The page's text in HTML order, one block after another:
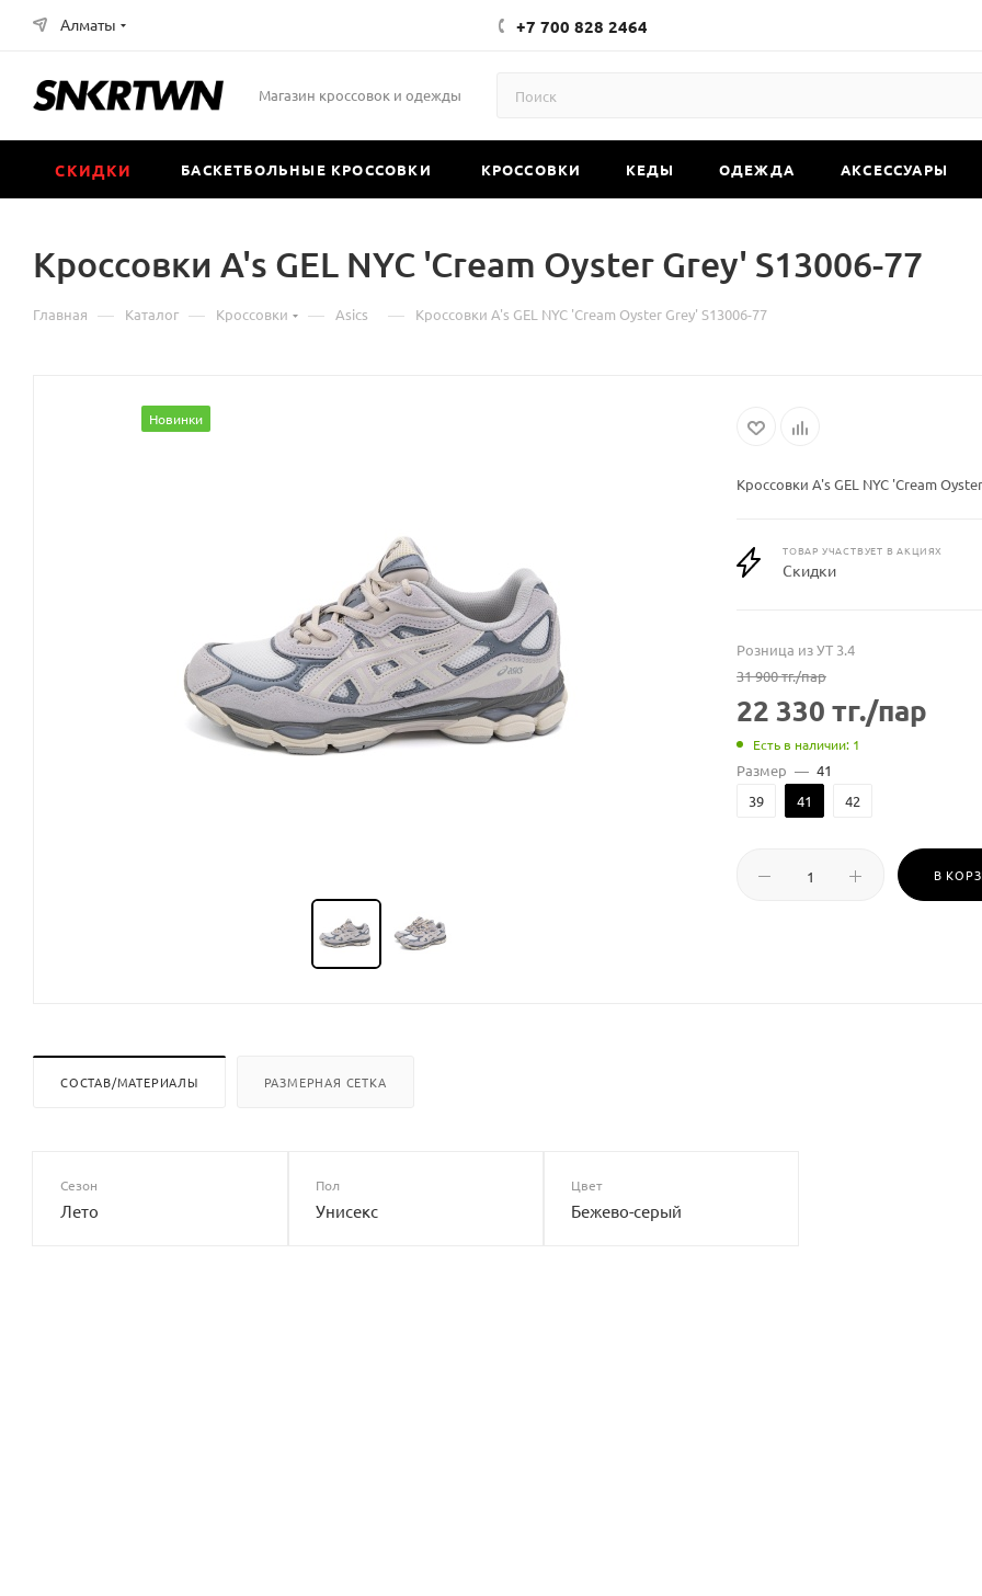
Алматы +7 700 828 2464
Магазин кроссовок и одежды
СКИДКИ БАСКЕТБОЛЬНЫЕ КРОССОВКИ КРОССОВКИ КЕДЫ ОДЕЖДА АКСЕССУАРЫ
Кроссовки A's GEL NYC 'Cream Oyster Grey' S13006-77
Главная — Каталог — Кроссовки — Asics — Кроссовки A's GEL NYC 'Cream Oyster Grey' S13006-77
Новинки
Кроссовки A's GEL NYC 'Cream
ТОВАР УЧАСТВУЕТ В АКЦИЯХ
Скидки
Розница из УТ 3.4
31 900тг./пар
22 330 тг./пар
Есть в наличии: 1
Размер — 41
39
41 42
В
СОСТАВ/МАТЕРИАЛЫ РАЗМЕРНАЯ СЕТКА
Сезон
Лето
Пол
Унисекс
Цвет
Бежево-серый